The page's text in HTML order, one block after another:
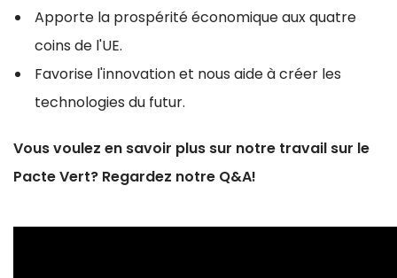
Apporte la prospérité économique aux quatre
coins de l'UE.
Favorise l'innovation et nous aide à créer les
technologies du futur.
Vous voulez en savoir plus sur notre travail sur le
Pacte Vert? Regardez notre Q&A!